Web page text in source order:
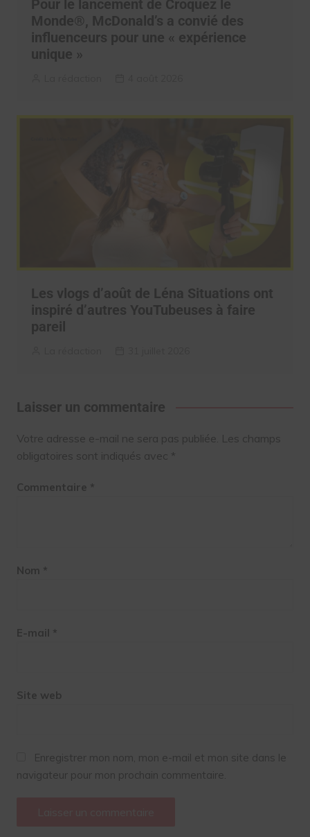
Pour le lancement de Croquez le
Monde®, McDonald’s a convié des
influenceurs pour une « expérience
unique »
Les vlogs d’août de Léna Situations ont
inspiré d’autres YouTubeuses à faire
pareil
Laisser un commentaire
Votre adresse e-mail ne sera pas publiée. Les champs
obligatoires sont indiqués avec *
Commentaire *
Nom *
E-mail *
Site web
Enregistrer mon nom, mon e-mail et mon site dans le
navigateur pour mon prochain commentaire.